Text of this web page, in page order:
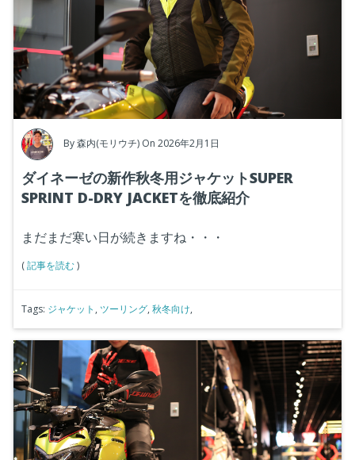
By森内(モリウチ) On 2026年2月1日
ダイネーゼの新作秋冬用ジャケットSUPER
SPRINT D-DRY JACKETを徹底紹介
まだまだ寒い日が続きますね・・・
(記事を読む)
Tags: ジャケット , ツーリング, 秋冬向け,